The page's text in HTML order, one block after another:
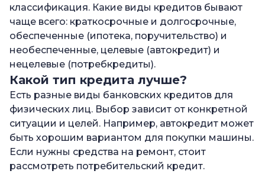
классификация. Какие виды кредитов бывают
чаще всего: краткосрочные и долгосрочные,
обеспеченные (ипотека, поручительство) и
необеспеченные, целевые (автокредит) и
нецелевые (потребкредиты).
Какой тип кредита лучше?
Есть разные виды банковских кредитов для
физических лиц. Выбор зависит от конкретной
ситуации и целей. Например, автокредит может
быть хорошим вариантом для покупки машины.
Если нужны средства на ремонт, стоит
рассмотреть потребительский кредит.